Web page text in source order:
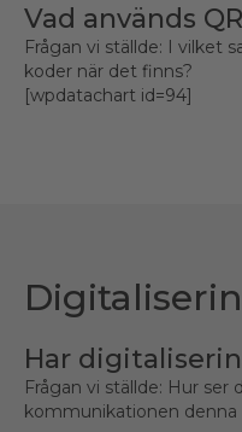
Vad används
Frågan vi ställde: I vilket
koder när det finns?
[wpdatachart id=94]
Har
Frågan vi ställde: Hur ser
kommunikationen denna